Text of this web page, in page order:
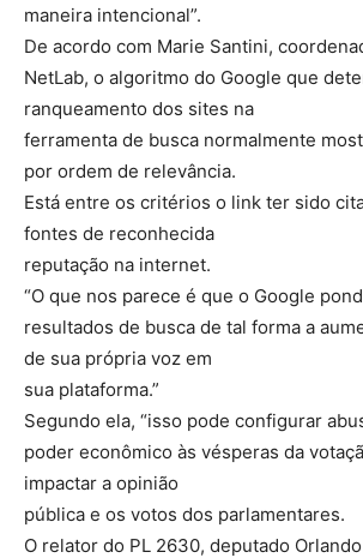
maneira intencional”.
De acordo com Marie Santini,
NetLab, o algoritmo do Google que
ranqueamento dos sites na
ferramenta de busca normalmente
por ordem de relevância.
Está entre os critérios o link ter sido
fontes de reconhecida
reputação na internet.
“O que nos parece é que o Google
resultados de busca de tal forma a
de sua própria voz em
sua plataforma.”
Segundo ela, “isso pode configurar
poder econômico às vésperas da
impactar a opinião
pública e os votos dos parlamentares.
O relator do PL 2630, deputado